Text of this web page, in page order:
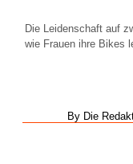
Die Leidenschaft auf
wie Frauen ihre Bikes
By Die